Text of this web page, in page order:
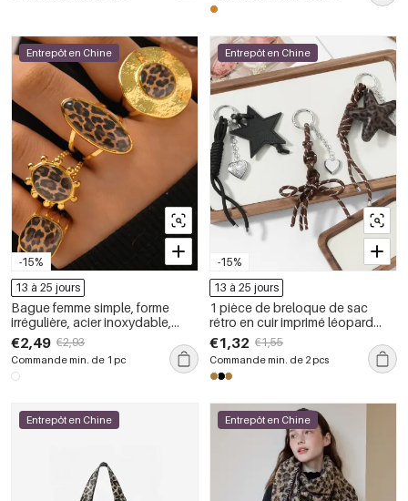
-15%
Entrepôt en Chine
13 à 25 jours
Bague femme simple, forme
irrégulière, acier inoxydable,
couleur or, étanche
€2,49 €2,93
Commande min. de 1 pc
-15%
Entrepôt en Chine
13 à 25 jours
1 pièce de breloque de sac
rétro en cuir imprimé léopard
avec étoile
€1,32 €1,55
Commande min. de 2 pcs
Entrepôt en Chine Entrepôt en Chine